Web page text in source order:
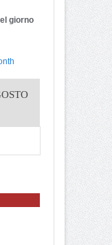
giorno